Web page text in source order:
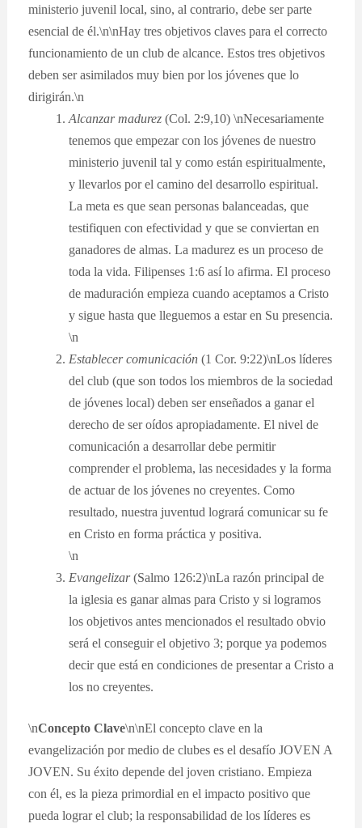
ministerio juvenil local, sino, al contrario, debe ser parte
esencial de él.\n\nHay tres objetivos claves para el correcto
funcionamiento de un club de alcance. Estos tres objetivos
deben ser asimilados muy bien por los jóvenes que lo
dirigirán.\n
Alcanzar madurez(Col. 2:9,10) \nNecesariamente
tenemos que empezar con los jóvenes de nuestro
ministerio juvenil tal y como están espiritualmente,
y llevarlos por el camino del desarrollo espiritual.
La meta es que sean personas balanceadas, que
testifiquen con efectividad y que se conviertan en
ganadores de almas. La madurez es un proceso de
toda la vida. Filipenses 1:6 así lo afirma. El proceso
de maduración empieza cuando aceptamos a Cristo
y sigue hasta que lleguemos a estar en Su presencia.
\n
Establecer comunicación(1 Cor. 9:22)\nLos líderes
del club (que son todos los miembros de la sociedad
de jóvenes local) deben ser enseñados a ganar el
derecho de ser oídos apropiadamente. El nivel de
comunicación a desarrollar debe permitir
comprender el problema, las necesidades y la forma
de actuar de los jóvenes no creyentes. Como
resultado, nuestra juventud logrará comunicar su fe
en Cristo en forma práctica y positiva.
\n
Evangelizar(Salmo 126:2)\nLa razón principal de
la iglesia es ganar almas para Cristo y si logramos
los objetivos antes mencionados el resultado obvio
será el conseguir el objetivo 3; porque ya podemos
decir que está en condiciones de presentar a Cristo a
los no creyentes.
\nConcepto Clave\n\nEl concepto clave en la
evangelización por medio de clubes es el desafío JOVEN A
JOVEN. Su éxito depende del joven cristiano. Empieza
con él, es la pieza primordial en el impacto positivo que
pueda lograr el club; la responsabilidad de los líderes es